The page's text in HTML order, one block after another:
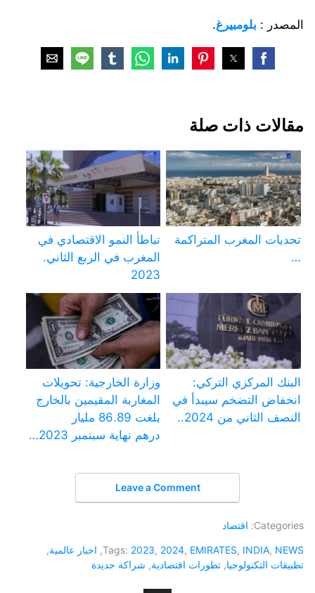
المصدر : بلومبيرغ.
مقالات ذات صلة
تحديات المغرب المتراكمة
…
تباطأ النمو الاقتصادي في
المغرب في الربع الثاني.
2023
البنك المركزي التركي:
انخفاض التضخم سيبدأ في
النصف الثاني من 2024..
وزارة الخارجية: تحويلات
المغاربة المقيمين بالخارج
بلغت 86.89 مليار
درهم نهاية سبتمبر 2023…
Leave a Comment
Categories: اقتصاد
Tags: 2023, 2024, EMIRATES, INDIA, NEWS
, اخبار عالمية,
تطبيقات التكنولوجيا, تطورات اقتصادية, شراكة جديدة